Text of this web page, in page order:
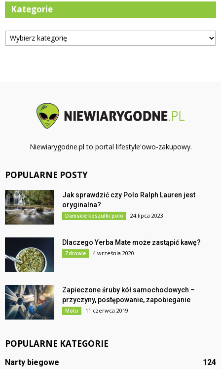
Kategorie
Kategorie
Niewiarygodne.pl to portal lifestyle'owo-zakupowy.
POPULARNE POSTY
Jak sprawdzić czy Polo Ralph Lauren jest
oryginalna?
Damskie koszulki polo 24 lipca 2023
Dlaczego Yerba Mate może zastąpić kawę?
Zdrowie 4 września 2020
Zapieczone śruby kół samochodowych –
przyczyny, postępowanie, zapobieganie
Moto 11 czerwca 2019
POPULARNE KATEGORIE
Narty biegowe 124